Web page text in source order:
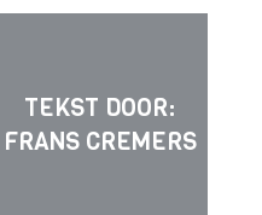
TEKST DOOR:
FRANS CREMERS